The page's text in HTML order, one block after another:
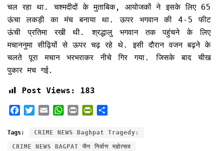
चल रहा था. चश्मदीदों के मुताबिक, आयोजकों ने इसके लिए 65
ऊंचा लकड़ी का मंच बनाया था. ऊपर भगवान की 4-5 फीट
ऊंची प्रतिमा रखी थी. श्रद्धालु भगवान तक पहुंचने के लिए
मचाननुमा सीढ़ियों से ऊपर चढ़ रहे थे. इसी दौरान वजन बढ़ने के
चलते पूरा मचान भरभराकर नीचे गिर गया. जिसके बाद चीख
पुकार मच गई.
Post Views: 183
c
e
i
t
a
i
a
t
i
i
n
a
Tags: CRIME NEWS Baghpat Tragedy:
CRIME NEWS BAGPAT जैन निर्वाण महोत्सव